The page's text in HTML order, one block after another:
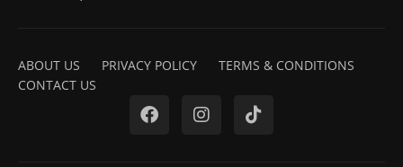
ABOUT US PRIVACY POLICY
TERMS & CONDITIONS
CONTACT US